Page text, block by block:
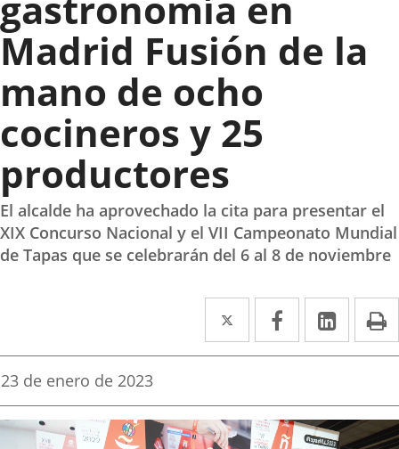
Madrid Fusión de la
mano de ocho
cocineros y 25
productores
El alcalde ha aprovechado la cita para presentar el
XIX Concurso Nacional y el VII Campeonato Mundial
de Tapas que se celebrarán del 6 al 8 de noviembre
Twitter
Enlace
a
aplicación
externa.
Facebook
Enlace
a
aplicación
externa.
Enlace
a
Fecha
la
noticia
23 de enero de 2023